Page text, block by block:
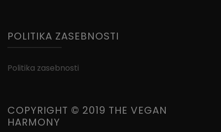
POLITIKA ZASEBNOSTI
Politika zasebnosti
COPYRIGHT © 2019 THE VEGAN
HARMONY